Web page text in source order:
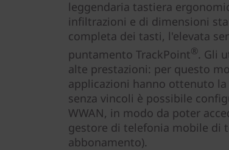
leggendaria tastiera
infiltrazioni e di dimensioni
completa dei tasti, l'elevata
puntamento TrackPoint®. Gli
alte prestazioni: per questo
applicazioni hanno ottenuto
senza vincoli è possibile
WWAN, in modo da poter
gestore di telefonia mobile di
abbonamento).